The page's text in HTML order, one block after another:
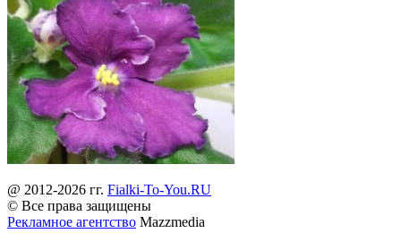
@ 2012-2026 гг. Fialki-To-You.RU
© Все права защищены
Рекламное агентство Mazzmedia